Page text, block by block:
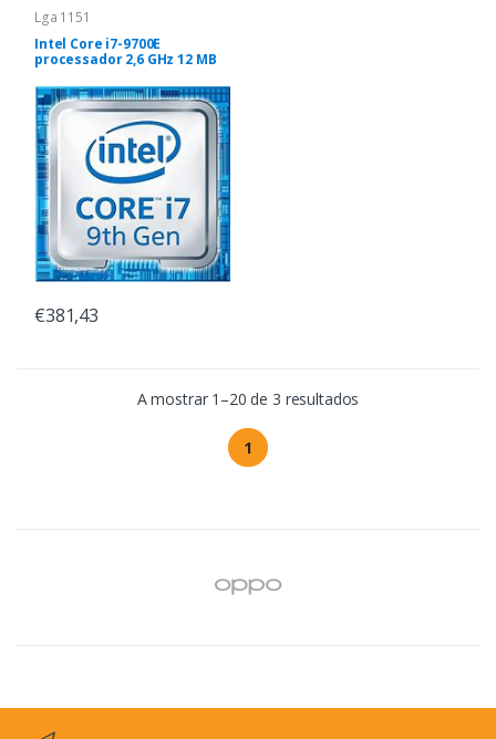
Lga 1151
Intel Core i7-9700E
processador 2,6 GHz 12 MB
€381,43
A mostrar 1–20 de 3 resultados
1